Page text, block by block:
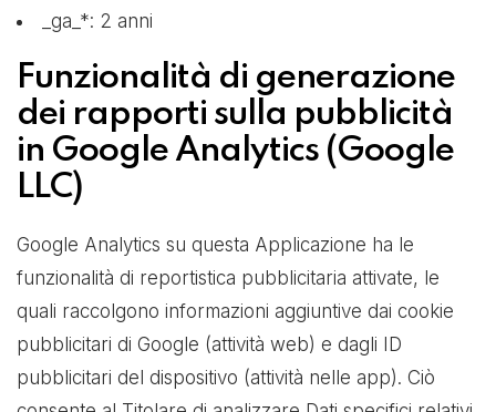
_ga_*: 2 anni
Funzionalità di generazione
dei rapporti sulla pubblicità
in Google Analytics (Google
LLC)
Google Analytics su questa Applicazione ha le
funzionalità di reportistica pubblicitaria attivate, le
quali raccolgono informazioni aggiuntive dai cookie
pubblicitari di Google (attività web) e dagli ID
pubblicitari del dispositivo (attività nelle app). Ciò